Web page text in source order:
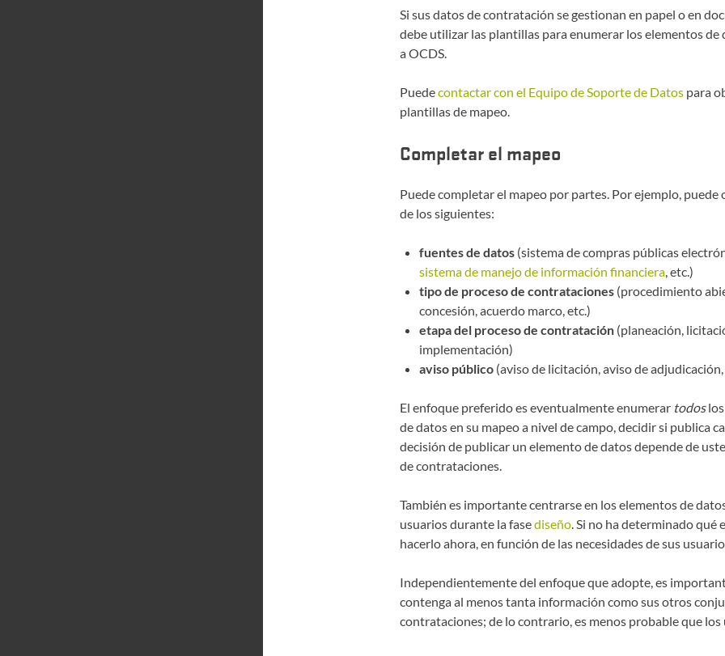
Si sus datos de contratación se gestionan en papel o en
debe utilizar las plantillas para enumerar los elementos de
a OCDS.
Puedecontactar con el Equipo de Soporte de Datospara
plantillas de mapeo.
Completar el mapeo
Puede completar el mapeo por partes. Por ejemplo,
de los siguientes:
fuentes de datos(sistema de compras públicas
sistema de manejo de información financiera, etc.)
tipo de proceso de contrataciones(procedimiento
concesión, acuerdo marco, etc.)
etapa del proceso de contratación(planeación,
implementación)
aviso público(aviso de licitación, aviso de adjudicación,
El enfoque preferido es eventualmente enumerar todoslos
de datos en su mapeo a nivel de campo, decidir si publica
decisión de publicar un elemento de datos depende de
de contrataciones.
También es importante centrarse en los elementos de
usuarios durante la fasediseño. Si no ha determinado qué
hacerlo ahora, en función de las necesidades de sus
Independientemente del enfoque que adopte, es
contenga al menos tanta información como sus otros
contrataciones; de lo contrario, es menos probable que